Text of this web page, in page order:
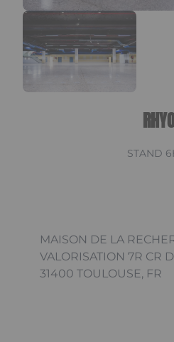
STAND
MAISON DE LA
VALORISATION 7R CR
31400 TOULOUSE, FR